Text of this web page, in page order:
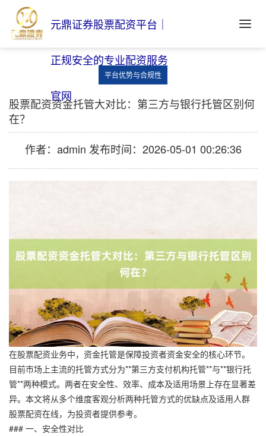
元鼎证券股票配资平台｜
正规安全的专业配资服务
官网
平台优势与合规性
股票配资资金托管大对比：第三方与银行托管区别何
在？
作者：admin 发布时间：2026-05-01 00:26:36
在股票配资业务中，资金托管是保障投资者资金安全的核心环节。
目前市场上主流的托管方式分为**第三方支付机构托管**与**银行托
管**两种模式。两者在安全性、效率、成本及适用场景上存在显著差
异。本文将从多个维度客观分析两种托管方式的优缺点及适用人群
股票配资在线，为投资者提供参考。
### 一、安全性对比